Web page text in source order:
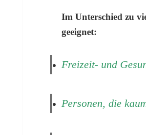
Im Unterschied zu
geeignet:
Freizeit- und
Personen, die